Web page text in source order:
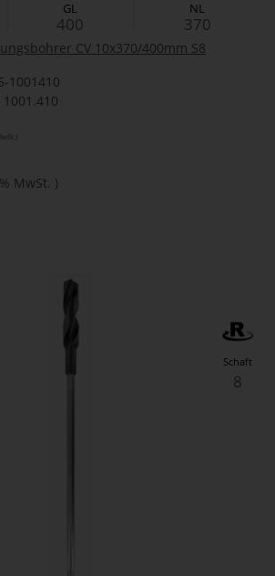
GL
400
NL
370
CV 10x370/400mm S8
1001410
1001.410
MwSt. )
Schaft
8